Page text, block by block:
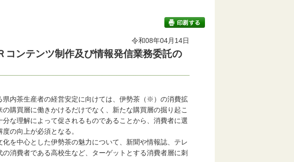
令和08年04月14日
コンテンツ制作及び情報発信業務委託の
内茶生産者の経営安定に向けては、伊勢茶（※）の消費拡
購買層に働きかけるだけでなく、新たな購買層の掘り起こ
な理解によって促されるものであることから、消費者に選
の向上が必須となる。
を中心とした伊勢茶の魅力について、新聞や情報誌、テレ
消費者である高校生など、ターゲットとする消費者層に刺